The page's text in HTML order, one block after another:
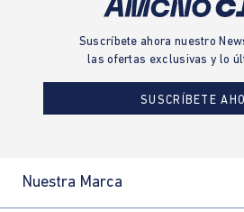
Suscríbete ahora nuestro
las ofertas exclusivas y lo
SUSCRÍBETE
Nuestra Marca